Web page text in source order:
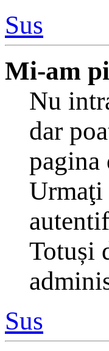
Sus
Mi-am
Nu
dar
Urmaţi
Totuși
Sus